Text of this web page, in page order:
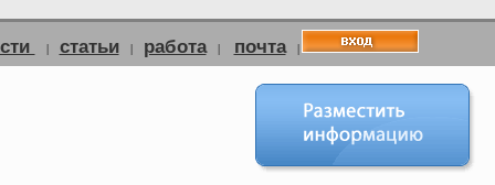
| статьи | работа | почта |